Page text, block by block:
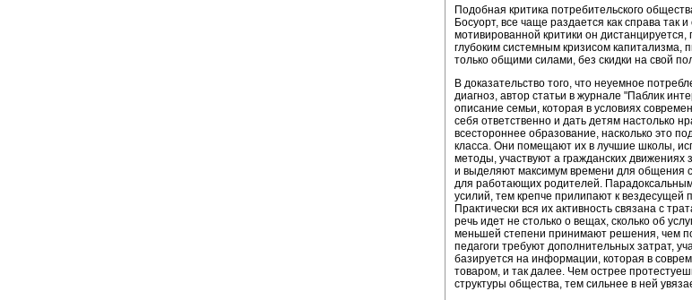
Подобная критика потребительского
Босуорт, все чаще раздается как справа так
мотивированной критики он
глубоким системным кризисом капитализма,
только общими силами, без скидки на свой
В доказательство того, что неуемное
диагноз, автор статьи в журнале "Паблик
описание семьи, которая в условиях
себя ответственно и дать детям настолько
всестороннее образование, насколько это
класса. Они помещают их в лучшие школы,
методы, участвуют а гражданских
и выделяют максимум времени для общения с
для работающих родителей.
усилий, тем крепче прилипают к вездесущей
Практически вся их активность связана с
речь идет не столько о вещах, сколько об
меньшей степени принимают решения, чем
педагоги требуют дополнительных затрат,
базируется на информации, которая в
товаром, и так далее. Чем острее
структуры общества, тем сильнее в ней